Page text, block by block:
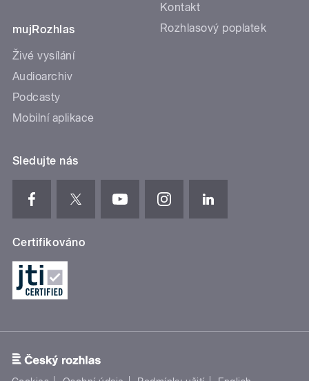
mujRozhlas
Živé vysílání
Audioarchiv
Podcasty
Mobilní aplikace
Kontakt
Rozhlasový poplatek
Sledujte nás
Certifikováno